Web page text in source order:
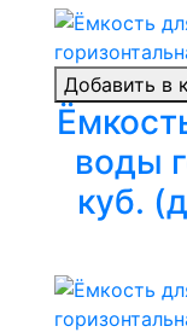
Добавить в
воды
куб.